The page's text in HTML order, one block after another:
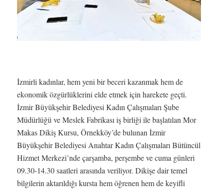
İzmirli kadınlar, hem yeni bir beceri kazanmak hem de
ekonomik özgürlüklerini elde etmek için harekete geçti.
İzmir Büyükşehir Belediyesi Kadın Çalışmaları Şube
Müdürlüğü ve Meslek Fabrikası iş birliği ile başlatılan Mor
Makas Dikiş Kursu, Örnekköy’de bulunan İzmir
Büyükşehir Belediyesi Anahtar Kadın Çalışmaları Bütüncül
Hizmet Merkezi’nde çarşamba, perşembe ve cuma günleri
09.30-14.30 saatleri arasında veriliyor. Dikişe dair temel
bilgilerin aktarıldığı kursta hem öğrenen hem de keyifli